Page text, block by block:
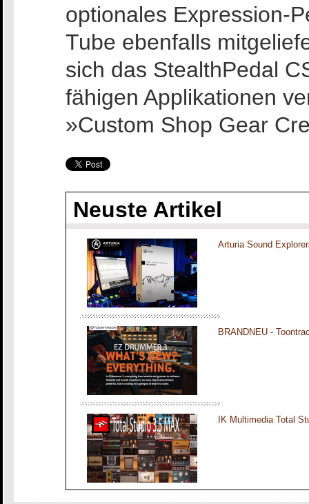
optionales Expression-
Tube ebenfalls
sich das StealthPedal
fähigen Applikationen
»Custom Shop Gear
Neuste Artikel
Arturia Sound
BRANDNEU -
IK Multimedia Total